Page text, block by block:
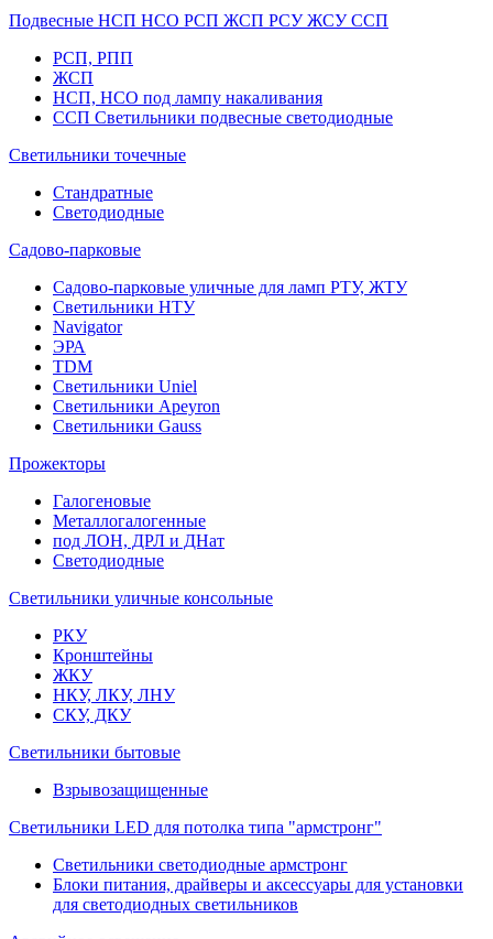
Подвесные НСП НСО РСП ЖСП РСУ ЖСУ ССП
РСП, РПП
ЖСП
НСП, НСО под лампу накаливания
ССП Светильники подвесные светодиодные
Светильники точечные
Стандратные
Светодиодные
Садово-парковые
Садово-парковые уличные для ламп РТУ, ЖТУ
Светильники НТУ
Navigator
ЭРА
TDM
Светильники Uniel
Светильники Apeyron
Светильники Gauss
Прожекторы
Галогеновые
Металлогалогенные
под ЛОН, ДРЛ и ДНат
Светодиодные
Светильники уличные консольные
РКУ
Кронштейны
ЖКУ
НКУ, ЛКУ, ЛНУ
СКУ, ДКУ
Светильники бытовые
Взрывозащищенные
Светильники LED для потолка типа "армстронг"
Светильники светодиодные армстронг
Блоки питания, драйверы и аксессуары для установки
для светодиодных светильников